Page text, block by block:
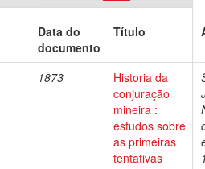
Data do
documento
Título
1873
Historia da
conjuração
mineira :
estudos sobre
as primeiras
tentativas